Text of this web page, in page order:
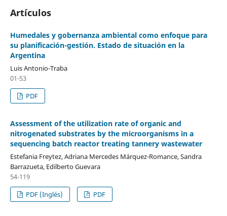
Artículos
Humedales y gobernanza ambiental como enfoque para
su planificación-gestión. Estado de situación en la
Argentina
Luis Antonio-Traba
01-53
PDF
Assessment of the utilization rate of organic and
nitrogenated substrates by the microorganisms in a
sequencing batch reactor treating tannery wastewater
Estefania Freytez, Adriana Mercedes Márquez-Romance, Sandra
Barrazueta, Edilberto Guevara
54-119
PDF (Inglés)
PDF